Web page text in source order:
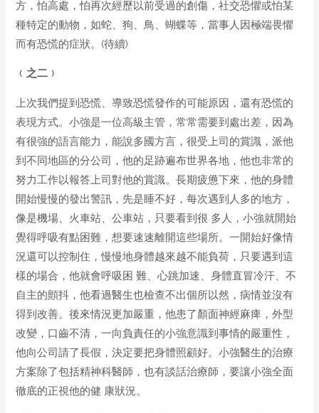
方，怕高處，怕再次經歷以前受過的創傷，社交恐懼或怕某
種特定的動物，如蛇、狗、鳥、蝴蝶等，當事人因極端畏懼
而有恐慌的症狀。(待續)
﹙之二 ﹚
上次我們提到恐慌、導致恐慌發作的可能原因，還有恐慌的
表現方式。小強是一位高級主管，常常需要到處出差，因為
有很強的語言能力，能說多國方言，很受上司的賞識，派他
到不同地區的分公司，他的足跡遍布世界各地，他也非常的
努力工作以報答上司對他的賞識。長期疲憊下來，他的身體
開始慢慢的發出警訊，先是睡不好，每次遇到人多的地方，
像是機場、火車站、公車站，只要看到很 多人，小強就開始
覺得呼吸有點困難，想要速速離開這些場所。一開始好像情
況還可以控制住，慢慢地身體越來越不能負荷，只要遇到這
樣的場合，他就會呼吸困 難、心跳加速、身體直冒冷汗、不
自主的顫抖，他看過醫生也檢查不出個所以然，病情並沒有
得到改善。後來情況更加嚴重，他患了顏面神經麻痺，外型
改變，口齒不清，一向負責任的小強意識到事情的嚴重性，
他向公司請了長假，決定要把身體照顧好。小強醫生的治療
方案除了包括精神科醫師，也有談話治療師，要讓小強全面
徹底的正視他的健 康狀況。